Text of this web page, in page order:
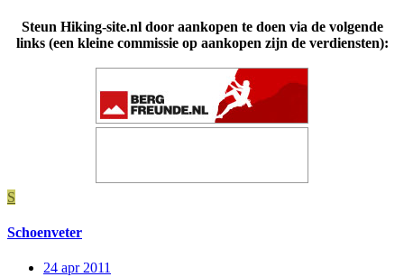
Steun Hiking-site.nl door aankopen te doen via de volgende
links (een kleine commissie op aankopen zijn de verdiensten):
S
Schoenveter
24 apr 2011